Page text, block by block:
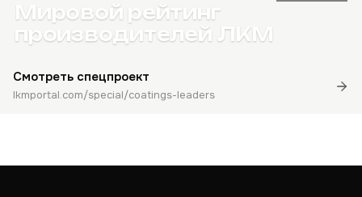
Мировой рейтинг
производителей ЛКМ
Смотреть спецпроект
lkmportal.com/special/coatings-leaders